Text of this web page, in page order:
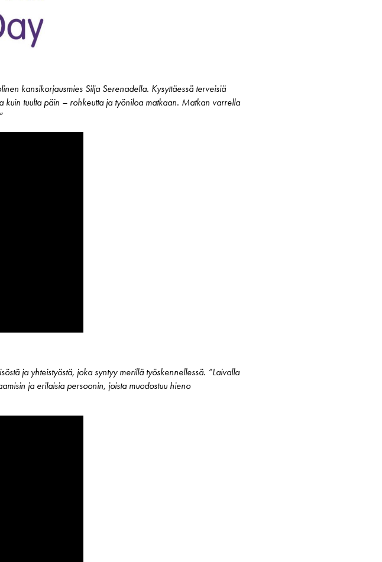
kansikorjausmies Silja Serenadella. Kysyttäessä terveisiä
tuulta päin – rohkeutta ja työniloa matkaan. Matkan varrella
ja yhteistyöstä, joka syntyy merillä työskennellessä. ”Laivalla
ja erilaisia persoonin, joista muodostuu hieno